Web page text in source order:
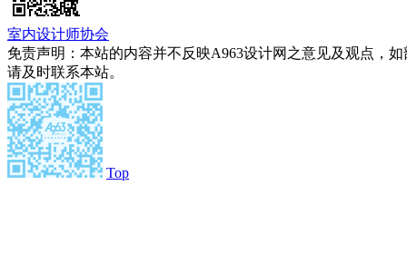
室内设计师协会
免责声明：本站的内容并不反映A963设计网之意见及观点，
请及时联系本站。
Top